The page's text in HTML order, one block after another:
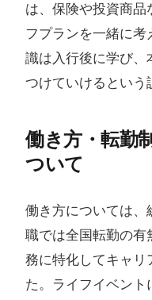
は、保険や投資商品
フプランを一緒に考
識は入行後に学び、
つけていけるという
働き方​・転勤
ついて
働き方については、
職では全国転勤の有
務に特化してキャリ
た。ライフイベン